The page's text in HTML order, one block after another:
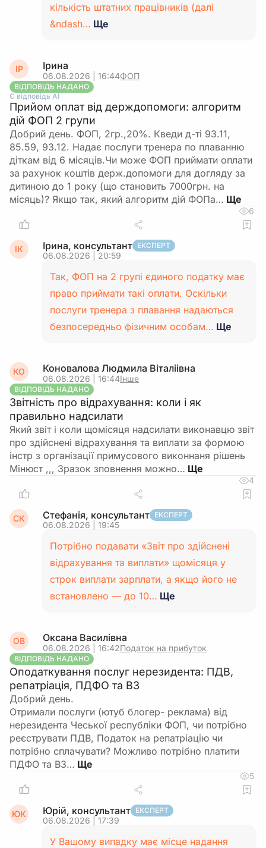
кількість штатних працівників (далі
&ndash… Ще
ІР Ірина
06.08.2026 | 16:44ФОП
ВІДПОВІДЬ НАДАНО
Є відповідь АІ
Прийом оплат від держдопомоги: алгоритм
дій ФОП 2 групи
Добрий день. ФОП, 2гр.,20%. Кведи д-ті 93.11,
85.59, 93.12. Надає послуги тренера по плаванню
діткам від 6 місяців.Чи може ФОП приймати оплати
за рахунок коштів держ.допомоги для догляду за
дитиною до 1 року (що становить 7000грн. на
місяць)? Якщо так, який алгоритм дій ФОПа…
6
ІК Ірина, консультант ЕКСПЕРТ
06.08.2026 | 20:59
Так, ФОП на 2 групі єдиного податку має
право приймати такі оплати. Оскільки
послуги тренера з плавання надаються
безпосередньо фізичним особам… Ще
КО Коновалова Людмила Віталіівна
06.08.2026 | 16:44Інше
ВІДПОВІДЬ НАДАНО
Звітність про відрахування: коли і як
правильно надсилати
Який звіт і коли щомісяця надсилати виконавцю звіт
про здійснені відрахування та виплати за формою
інстр з організації примусового виконнаня рішень
Мінюст ,,, Зразок зповнення можно…
4
СК Стефанія, консультант ЕКСПЕРТ
06.08.2026 | 19:45
Потрібно подавати «Звіт про здійснені
відрахування та виплати» щомісяця у
строк виплати зарплати, а якщо його не
встановлено — до 10… Ще
ОВ Оксана Василівна
06.08.2026 | 16:42Податок на прибуток
ВІДПОВІДЬ НАДАНО
Оподаткування послуг нерезидента: ПДВ,
репатріація, ПДФО та ВЗ
Добрий день.
Отримали послуги (ютуб блогер- реклама) від
нерезидента Чеської республіки ФОП, чи потрібно
реєструвати ПДВ, Податок на репатріацію чи
потрібно сплачувати? Можливо потрібно платити
ПДФО та ВЗ…
5
ЮК Юрій, консультант ЕКСПЕРТ
06.08.2026 | 17:39
У Вашому випадку має місце надання